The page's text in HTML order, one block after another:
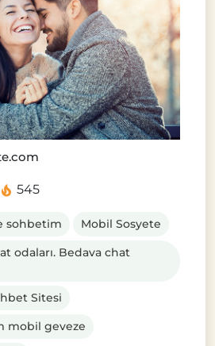
545
sohbetim
Mobil Sosyete
odaları. Bedava chat
Sitesi
mobil geveze